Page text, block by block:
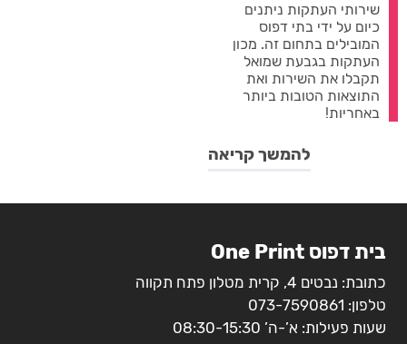
שירותי העתקות ניתנים
כיום על ידי בתי דפוס
המובילים בתחום זה. מכון
העתקות בגבעת שמואל
תקבלו את השירות ואת
התוצאות הטובות ביותר
באחריות!
להמשך קריאה
בית דפוס One Print
כתובת: נבטים 4, קרית מטלון פתח תקווה
טלפון: 073-7590861
שעות פעילות: א’-ה’ 08:30-15:30